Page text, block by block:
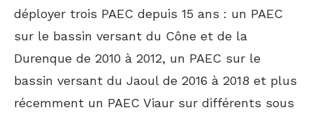
déployer trois PAEC depuis 15 ans : un PAEC
sur le bassin versant du Cône et de la
Durenque de 2010 à 2012, un PAEC sur le
bassin versant du Jaoul de 2016 à 2018 et plus
récemment un PAEC Viaur sur différents sous